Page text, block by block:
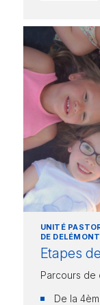
UNITÉ
DE
Etapes
Parcours de
De la